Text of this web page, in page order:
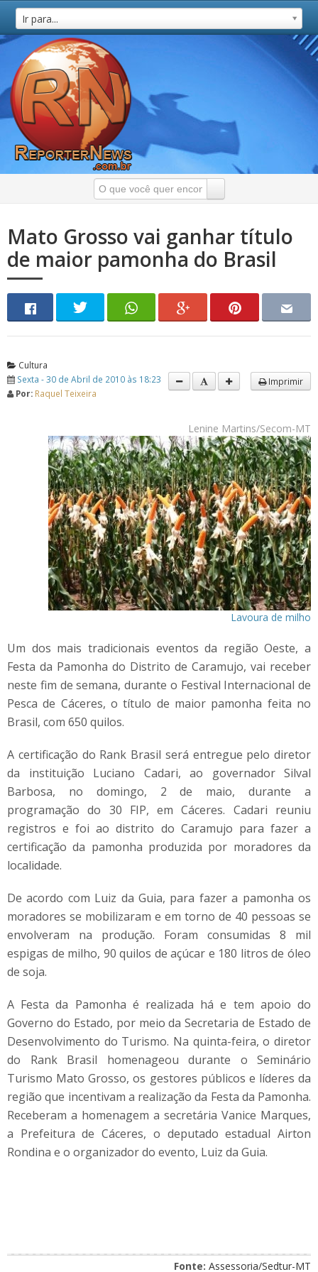
Ir para...
Mato Grosso vai ganhar título
de maior pamonha do Brasil
Cultura
Sexta - 30 de Abril de 2010 às 18:23
Por: Raquel Teixeira
Imprimir
Lenine Martins/Secom-MT
Lavoura de milho
Um dos mais tradicionais eventos da região Oeste, a
Festa da Pamonha do Distrito de Caramujo, vai receber
neste fim de semana, durante o Festival Internacional de
Pesca de Cáceres, o título de maior pamonha feita no
Brasil, com 650 quilos.
A certificação do Rank Brasil será entregue pelo diretor
da instituição Luciano Cadari, ao governador Silval
Barbosa, no domingo, 2 de maio, durante a
programação do 30 FIP, em Cáceres. Cadari reuniu
registros e foi ao distrito do Caramujo para fazer a
certificação da pamonha produzida por moradores da
localidade.
De acordo com Luiz da Guia, para fazer a pamonha os
moradores se mobilizaram e em torno de 40 pessoas se
envolveram na produção. Foram consumidas 8 mil
espigas de milho, 90 quilos de açúcar e 180 litros de óleo
de soja.
A Festa da Pamonha é realizada há e tem apoio do
Governo do Estado, por meio da Secretaria de Estado de
Desenvolvimento do Turismo. Na quinta-feira, o diretor
do Rank Brasil homenageou durante o Seminário
Turismo Mato Grosso, os gestores públicos e líderes da
região que incentivam a realização da Festa da Pamonha.
Receberam a homenagem a secretária Vanice Marques,
a Prefeitura de Cáceres, o deputado estadual Airton
Rondina e o organizador do evento, Luiz da Guia.
Fonte: Assessoria/Sedtur-MT